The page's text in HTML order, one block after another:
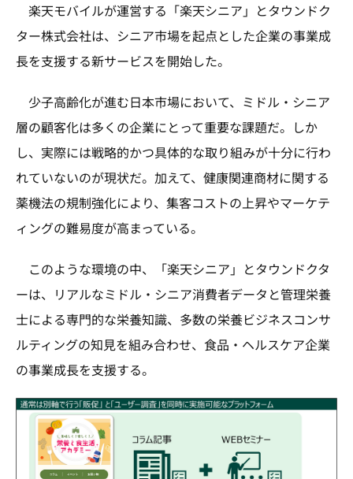
楽天モバイルが運営する「楽天シニア」とタウンドク
ター株式会社は、シニア市場を起点とした企業の事業成
長を支援する新サービスを開始した。
少子高齢化が進む日本市場において、ミドル・シニア
層の顧客化は多くの企業にとって重要な課題だ。しか
し、実際には戦略的かつ具体的な取り組みが十分に行わ
れていないのが現状だ。加えて、健康関連商材に関する
薬機法の規制強化により、集客コストの上昇やマーケテ
ィングの難易度が高まっている。
このような環境の中、「楽天シニア」とタウンドクタ
ーは、リアルなミドル・シニア消費者データと管理栄養
士による専門的な栄養知識、多数の栄養ビジネスコンサ
ルティングの知見を組み合わせ、食品・ヘルスケア企業
の事業成長を支援する。